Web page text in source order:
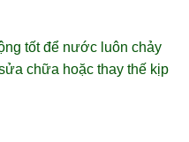
tốt để nước luôn chảy
chữa hoặc thay thế kịp